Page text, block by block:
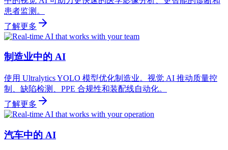
患者监测。
了解更多
制造业中的 AI
使用 Ultralytics YOLO 模型优化制造业。视觉 AI 推动质量控
制、缺陷检测、PPE 合规性和装配线自动化。
了解更多
汽车中的 AI